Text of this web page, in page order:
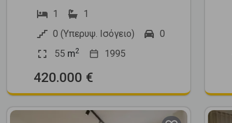
1
1
0 (Υπερυψ. Ισόγειο)
0
55 m2 1995
420.000 €